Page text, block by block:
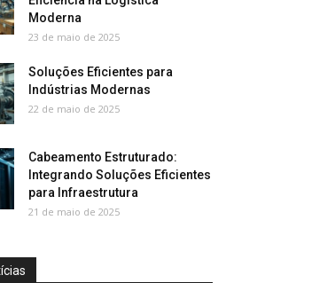
Moderna
23 de maio de 2025
Soluções Eficientes para
Indústrias Modernas
22 de maio de 2025
Cabeamento Estruturado:
Integrando Soluções Eficientes
para Infraestrutura
21 de maio de 2025